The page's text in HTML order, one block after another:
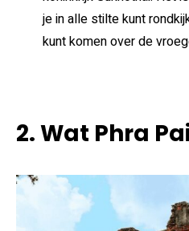
je in alle stilte kunt
kunt komen over de
2. Wat Phra